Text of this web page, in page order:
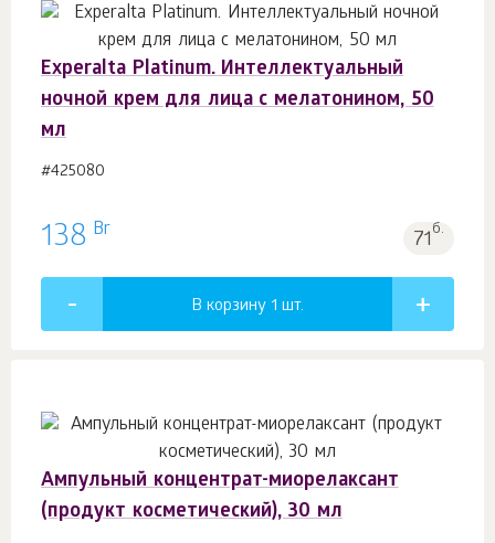
Experalta Platinum. Интеллектуальный
ночной крем для лица с мелатонином, 50
мл
#425080
138 Br 71б.
В корзину 1 шт.
Ампульный концентрат-миорелаксант
(продукт косметический), 30 мл